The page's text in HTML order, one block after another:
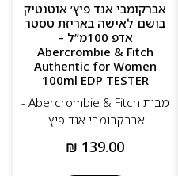
אברקומבי אנד פיץ’ אוטנטיק
בושם לאישה באריזת טסטר
אדפ 100מ”ל –
Abercrombie & Fitch
Authentic for Women
100ml EDP TESTER
מבית Abercrombie & Fitch -
אברקרומבי אנד פיץ'
₪ 139.00